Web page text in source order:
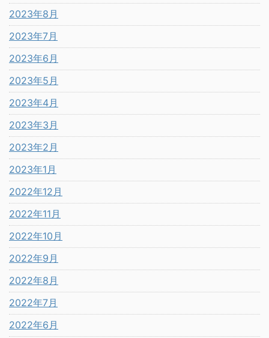
2023年8月
2023年7月
2023年6月
2023年5月
2023年4月
2023年3月
2023年2月
2023年1月
2022年12月
2022年11月
2022年10月
2022年9月
2022年8月
2022年7月
2022年6月